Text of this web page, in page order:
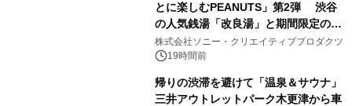
とに楽しむPEANUTS」第2弾 渋谷
の人気銭湯「改良湯」と期間限定のコ
ラボレーション サウナイキタイコラ
ボグッズも発売決定！
株式会社ソニー・クリエイティブプロダクツ
19時間前
帰りの渋滞を避けて「温泉＆サウナ」
三井アウトレットパーク木更津から車